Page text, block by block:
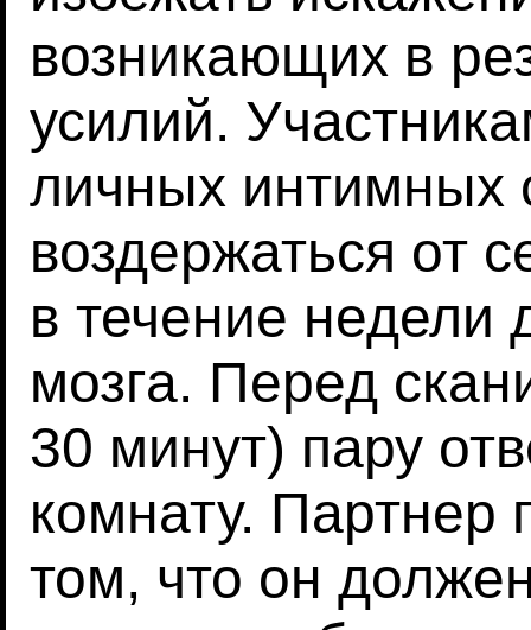
возникающих в
усилий.
личных интимных
воздержаться от
в течение недели
мозга. Перед
30 минут) пару
комнату. Партнер
том, что он